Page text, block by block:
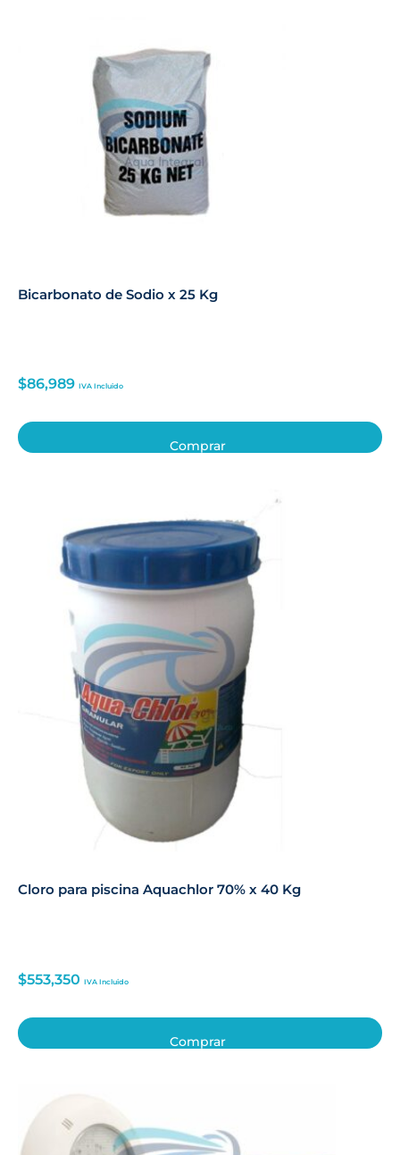
Bicarbonato de Sodio x 25 Kg
$86,989 IVA Incluido
Comprar
Cloro para piscina Aquachlor 70% x 40 Kg
$553,350 IVA Incluido
Comprar